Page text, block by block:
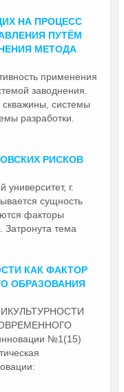
НА ПРОЦЕСС
ПУТЁМ
МЕТОДА
применения
заводнения.
системы
разработки.
РИСКОВ
университет, г.
сущность
факторы
Затронута тема
КАК ФАКТОР
ОБРАЗОВАНИЯ
№1(15)